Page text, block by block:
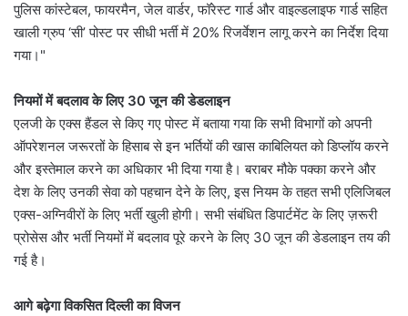
पुलिस कांस्टेबल, फायरमैन, जेल वार्डर, फॉरेस्ट गार्ड और वाइल्डलाइफ गार्ड सहित
खाली ग्रुप ‘सी’ पोस्ट पर सीधी भर्ती में 20% रिजर्वेशन लागू करने का निर्देश दिया
गया।"
नियमों में बदलाव के लिए 30 जून की डेडलाइन
एलजी के एक्स हैंडल से किए गए पोस्ट में बताया गया कि सभी विभागों को अपनी
ऑपरेशनल जरूरतों के हिसाब से इन भर्तियों की खास काबिलियत को डिप्लॉय करने
और इस्तेमाल करने का अधिकार भी दिया गया है। बराबर मौके पक्का करने और
देश के लिए उनकी सेवा को पहचान देने के लिए, इस नियम के तहत सभी एलिजिबल
एक्स-अग्निवीरों के लिए भर्ती खुली होगी। सभी संबंधित डिपार्टमेंट के लिए ज़रूरी
प्रोसेस और भर्ती नियमों में बदलाव पूरे करने के लिए 30 जून की डेडलाइन तय की
गई है।
आगे बढ़ेगा विकसित दिल्ली का विजन